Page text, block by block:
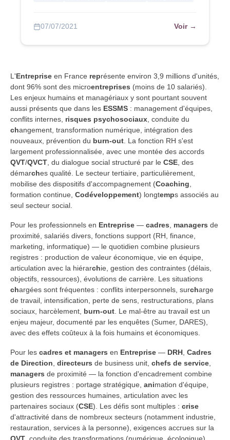
07/07/2021 Voir →
L'Entreprise en France représente environ 3,9 millions d'unités,
dont 96% sont des microentreprises (moins de 10 salariés).
Les enjeux humains et managériaux y sont pourtant souvent
aussi présents que dans les ESSMS : management d'équipes,
conflits internes, risques psychosociaux , conduite du
changement, transformation numérique, intégration des
nouveaux, prévention du burn-out . La fonction RH s'est
largement professionnalisée, avec une montée des accords
QVT/QVCT , du dialogue social structuré par le CSE , des
démarches qualité. Le secteur tertiaire, particulièrement,
mobilise des dispositifs d'accompagnement (Coaching
formation continue, Codéveloppement) longtemps associés au
seul secteur social.
Pour les professionnels en Entreprise — cadres managers de
proximité, salariés divers, fonctions support (RH, finance,
marketing, informatique) — le quotidien combine plusieurs
registres : production de valeur économique, vie en équipe,
articulation avec la hiérarchie, gestion des contraintes (délais,
objectifs, ressources), évolutions de carrière. Les situations
chargées sont fréquentes : conflits interpersonnels, surcharge
de travail, intensification, perte de sens, restructurations, plans
sociaux, harcèlement, burn-out . Le mal-être au travail est un
enjeu majeur, documenté par les enquêtes (Sumer, DARES),
avec des effets coûteux à la fois humains et économiques.
Pour les cadres et managers en Entreprise — DRH Cadres
de Direction directeurs de business unit, chefs de service
managers de proximité — la fonction d'encadrement combine
plusieurs registres : portage stratégique, animation d'équipe,
gestion des ressources humaines, articulation avec les
partenaires sociaux (CSE). Les défis sont multiples : crise
d'attractivité dans de nombreux secteurs (notamment industrie,
restauration, services à la personne), exigences accrues sur la
QVT , conduite des transformations (numérique, écologique).